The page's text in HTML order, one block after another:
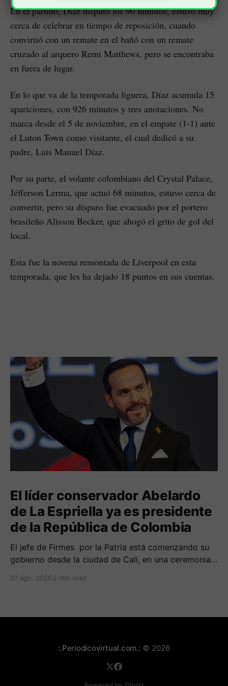
En el partido, Díaz disputó los 90 minutos, estuvo muy
cerca de celebrar en tiempo de reposición, cuando
convirtió con un remate en el bañó con un remate
cruzado al arquero Remi Matthews, pero se encontraba
en fuera de lugar.
En lo que va de la temporada liguera, Díaz acumula 15
apariciones, con 926 minutos y tres anotaciones. No
marca desde el 5 de noviembre, en el empate (1-1) ante
el Luton Town como visitante, el cual dedicó a su
padre, Luis Manuel Díaz.
Por su parte, el volante colombiano del Crystal Palace,
Jéfferson Lerma, que actuó 68 minutos, estuvo cerca de
convertir, pero su disparo fue evacuado por el portero
brasileño Alisson Becker, que ahogó el grito de gol del
local.
Esta fue la novena remontada de Liverpool en esta
temporada, que les ha dejado 18 puntos en sus cuentas.
El líder conservador Abelardo
de La Espriella ya es presidente
de la República de Colombia
El jefe de Firmes por la Patria está comenzando su
gobierno desde la ciudad de Cali, en una ceremonia
gobiernos conservadores.
07 ago. 2026 2 min read
:.Periodicovirtual.com.: © 2026